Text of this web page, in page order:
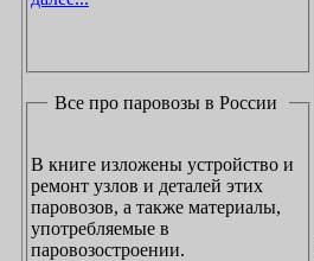
Все про паровозы в России
В книге изложены устройство и
ремонт узлов и деталей этих
паровозов, а также материалы,
употребляемые в
паровозостроении.